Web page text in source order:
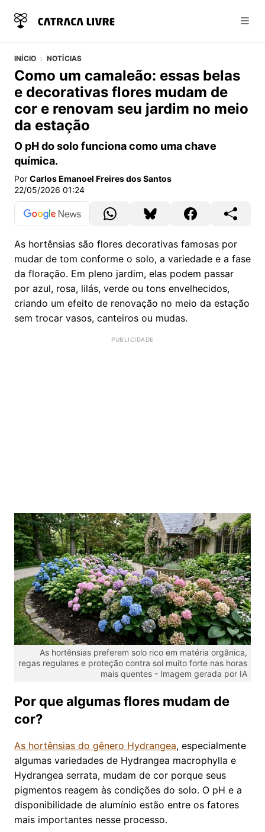
INÍCIO NOTÍCIAS
Como um camaleão: essas belas
e decorativas flores mudam de
cor e renovam seu jardim no meio
da estação
O pH do solo funciona como uma chave
química.
Por Carlos Emanoel Freires dos Santos
22/05/2026 01:24
As hortênsias são flores decorativas famosas por
mudar de tom conforme o solo, a variedade e a fase
da floração. Em pleno jardim, elas podem passar
por azul, rosa, lilás, verde ou tons envelhecidos,
criando um efeito de renovação no meio da estação
sem trocar vasos, canteiros ou mudas.
As hortênsias preferem solo rico em matéria orgânica,
regas regulares e proteção contra sol muito forte nas horas
mais quentes - Imagem gerada por IA
Por que algumas flores mudam de
cor?
As hortênsias do gênero Hydrangea, especialmente
algumas variedades de Hydrangea macrophylla e
Hydrangea serrata, mudam de cor porque seus
pigmentos reagem às condições do solo. O pH e a
disponibilidade de alumínio estão entre os fatores
mais importantes nesse processo.